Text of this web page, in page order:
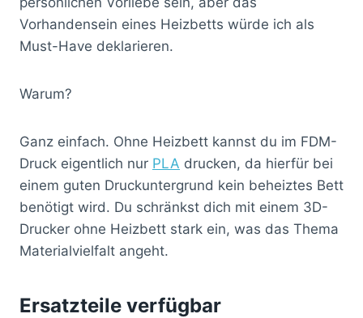
Vorhandensein eines Heizbetts würde ich als
Must-Have deklarieren.
Warum?
Ganz einfach. Ohne Heizbett kannst du im FDM-
Druck eigentlich nur PLA drucken, da hierfür bei
einem guten Druckuntergrund kein beheiztes Bett
benötigt wird. Du schränkst dich mit einem 3D-
Drucker ohne Heizbett stark ein, was das Thema
Materialvielfalt angeht.
Ersatzteile verfügbar